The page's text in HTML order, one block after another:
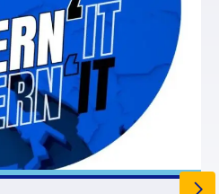
et
:La version
de Gmail Mobile mise
nous vous invitons à